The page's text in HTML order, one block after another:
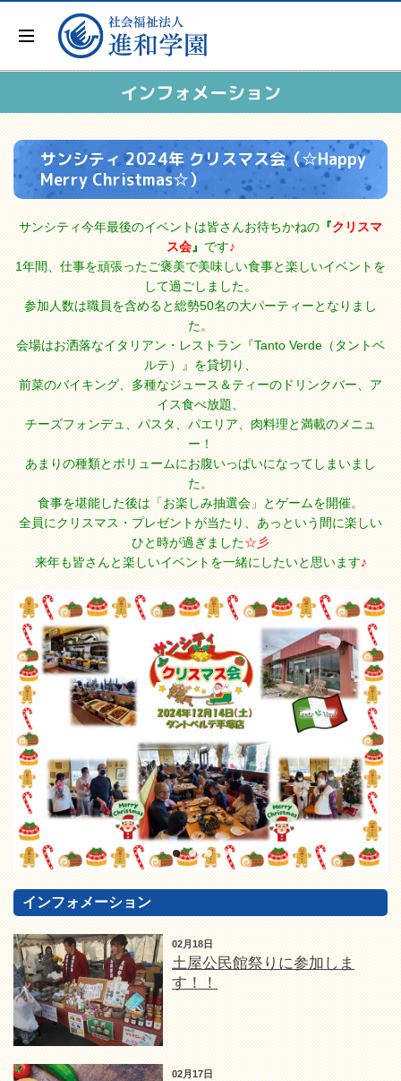
インフォメーション
サンシティ 2024年 クリスマス会（☆Happy
Merry Christmas☆）
サンシティ今年最後のイベントは皆さんお待ちかねの『クリスマ
ス会』です♪
1年間、仕事を頑張ったご褒美で美味しい食事と楽しいイベントを
して過ごしました。
参加人数は職員を含めると総勢50名の大パーティーとなりまし
た。
会場はお洒落なイタリアン・レストラン『Tanto Verde（タントベ
ルテ）』を貸切り、
前菜のバイキング、多種なジュース＆ティーのドリンクバー、ア
イス食べ放題、
チーズフォンデュ、パスタ、パエリア、肉料理と満載のメニュ
ー！
あまりの種類とボリュームにお腹いっぱいになってしまいまし
た。
食事を堪能した後は「お楽しみ抽選会」とゲームを開催。
全員にクリスマス・プレゼントが当たり、あっという間に楽しい
ひと時が過ぎました☆彡
来年も皆さんと楽しいイベントを一緒にしたいと思います♪
インフォメーション
02月18日
土屋公民館祭りに参加しま
す！！
02月17日